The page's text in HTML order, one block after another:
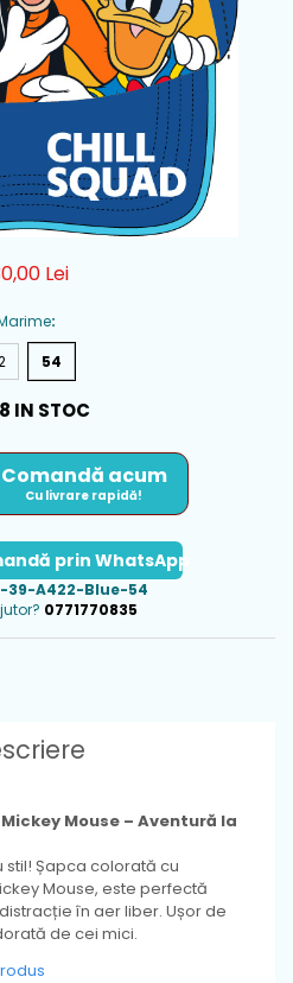
Lei
:
54
IN STOC
Comandă acum
Cu livrare rapidă!
prin WhatsApp
39-A422-Blue-54
0771770835
Mouse – Aventură la
Șapca colorată cu
Mouse, este perfectă
în aer liber. Ușor de
de cei mici.